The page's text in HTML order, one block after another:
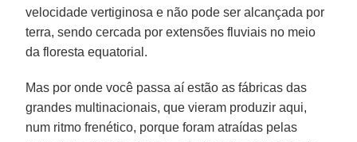
velocidade vertiginosa e não pode ser alcançada por
terra, sendo cercada por extensões fluviais no meio
da floresta equatorial.
Mas por onde você passa aí estão as fábricas das
grandes multinacionais, que vieram produzir aqui,
num ritmo frenético, porque foram atraídas pelas